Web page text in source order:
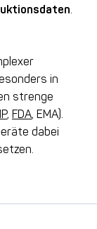
.
in
strenge
, FDA, EMA).
dabei